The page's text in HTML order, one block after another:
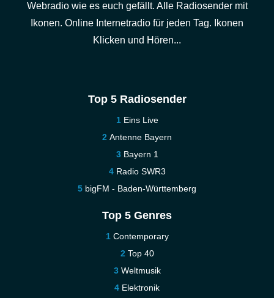
Webradio wie es euch gefällt. Alle Radiosender mit
Ikonen. Online Internetradio für jeden Tag. Ikonen
Klicken und Hören...
Top 5 Radiosender
Eins Live
Antenne Bayern
Bayern 1
Radio SWR3
bigFM - Baden-Württemberg
Top 5 Genres
Contemporary
Top 40
Weltmusik
Elektronik